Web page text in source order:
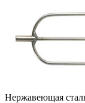
Нержавеющая